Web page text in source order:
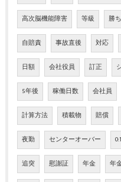
高次脳機能障害 等級 勝
自賠責 事故直後 対応
日額 会社役員 訂正
5年後 稼働日数 会社員
計算方法 積載物 賠償
夜勤 センターオーバー
追突 慰謝証 年金 年